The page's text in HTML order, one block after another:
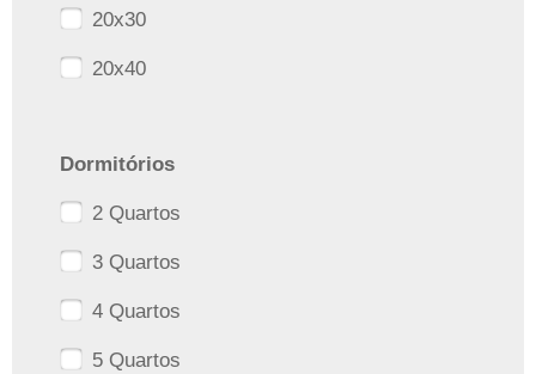
20x30
20x40
Dormitórios
2 Quartos
3 Quartos
4 Quartos
5 Quartos